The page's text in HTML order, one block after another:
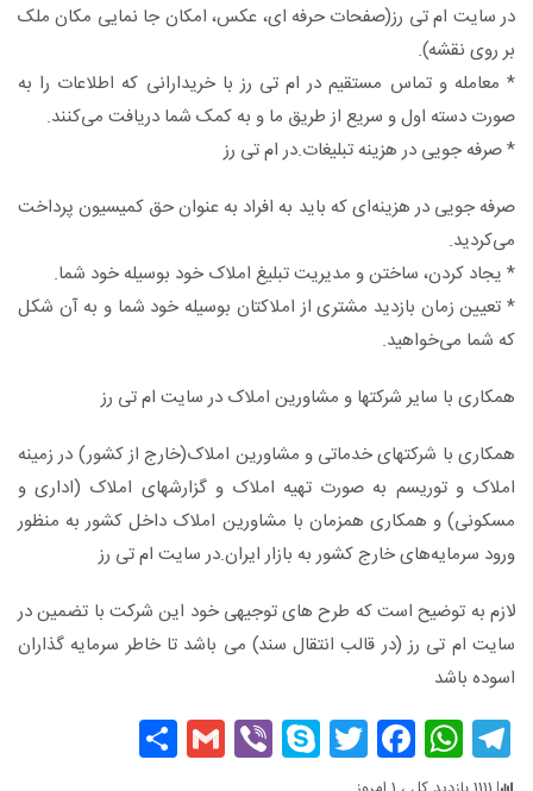
در سایت ام تی رز(صفحات حرفه ای، عکس، امکان جا نمايی مکان ملک
بر روی نقشه).
* معامله و تماس مستقیم در ام تی رز با خریدارانی که اطلاعات را به
صورت دسته اول و سریع از طریق ما و به کمک شما دریافت می‌کنند.
* صرفه جویی در هزینه تبلیغات.در ام تی رز
صرفه جویی در هزینه‌ای که باید به افراد به عنوان حق کمیسیون پرداخت
می‌کردید.
* یجاد کردن، ساختن و مدیریت تبلیغ املاک خود بوسیله خود شما.
* تعیین زمان بازدید مشتری از املاکتان بوسیله خود شما و به آن شکل
که شما می‌خواهید.
همکاری با ساير شرکتها و مشاورین املاک در سایت ام تی رز
همکاری با شرکتهای خدماتی و مشاورین املاک(خارج از کشور) در زمينه
املاک و توريسم به صورت تهيه املاک و گزارشهای املاک (اداری و
مسکونی) و همکاری همزمان با مشاورين املاک داخل کشور به منظور
ورود سرمايه‌های خارج کشور به بازار ايران.در سایت ام تی رز
لازم به توضیح است که طرح های توجیهی خود این شرکت با تضمین در
سایت ام تی رز (در قالب انتقال سند) می باشد تا خاطر سرمایه گذاران
اسوده باشد
Telegram
WhatsApp
Facebook
Twitter
Skype
Viber
Gmail